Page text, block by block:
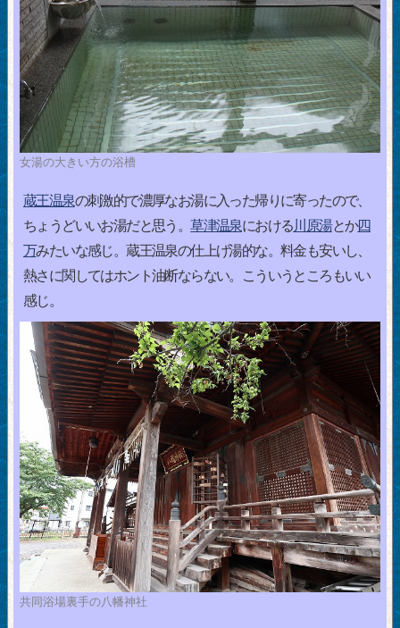
女湯の大きい方の浴槽
蔵王温泉の刺激的で濃厚なお湯に入った帰りに寄ったので、
ちょうどいいお湯だと思う。草津温泉における川原湯とか四
万みたいな感じ。蔵王温泉の仕上げ湯的な。料金も安いし、
熱さに関してはホント油断ならない。こういうところもいい
感じ。
共同浴場裏手の八幡神社